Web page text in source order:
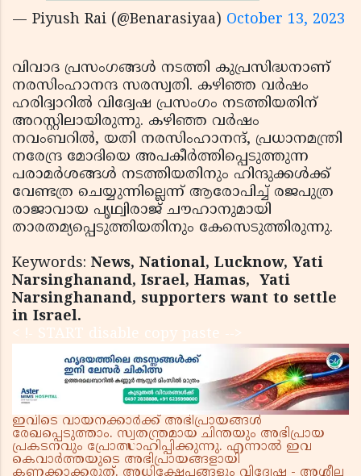
— Piyush Rai (@Benarasiyaa) October 13, 2023
വിവാദ പ്രസംഗങ്ങൾ നടത്തി കുപ്രസിദ്ധനാണ്
നരസിംഹാനന്ദ സരസ്വതി. കഴിഞ്ഞ വർഷം
ഹരിദ്വാറിൽ വിദ്വേഷ പ്രസംഗം നടത്തിയതിന്
അറസ്റ്റിലായിരുന്നു. കഴിഞ്ഞ വർഷം
നവംബറിൽ, യതി നരസിംഹാനന്ദ്, പ്രധാനമന്ത്രി
നരേന്ദ്ര മോദിയെ അപകീർത്തിപ്പെടുത്തുന്ന
പരാമർശങ്ങൾ നടത്തിയതിനും ഹിന്ദുക്കൾക്ക്
വേണ്ടത്ര ചെയ്യുന്നില്ലെന്ന് ആരോപിച്ച് രജപുത്ര
രാജാവായ പൃഥ്വിരാജ് ചൗഹാനുമായി
താരതമ്യപ്പെടുത്തിയതിനും കേസെടുത്തിരുന്നു.
Keywords: News, National, Lucknow, Yati
Narsinghanand, Israel, Hamas, Yati
Narsinghanand, supporters want to settle
in Israel.
< !- START disable copy paste -->
ഇവിടെ വായനക്കാർക്ക് അഭിപ്രായങ്ങൾ
രേഖപ്പെടുത്താം. സ്വതന്ത്രമായ ചിന്തയും അഭിപ്രായ
പ്രകടനവും പ്രോത്സാഹിപ്പിക്കുന്നു. എന്നാൽ ഇവ
കെവാർത്തയുടെ അഭിപ്രായങ്ങളായി
കണക്കാക്കരുത്. അധിക്ഷേപങ്ങളും വിദ്വേഷ - അശ്ലീല